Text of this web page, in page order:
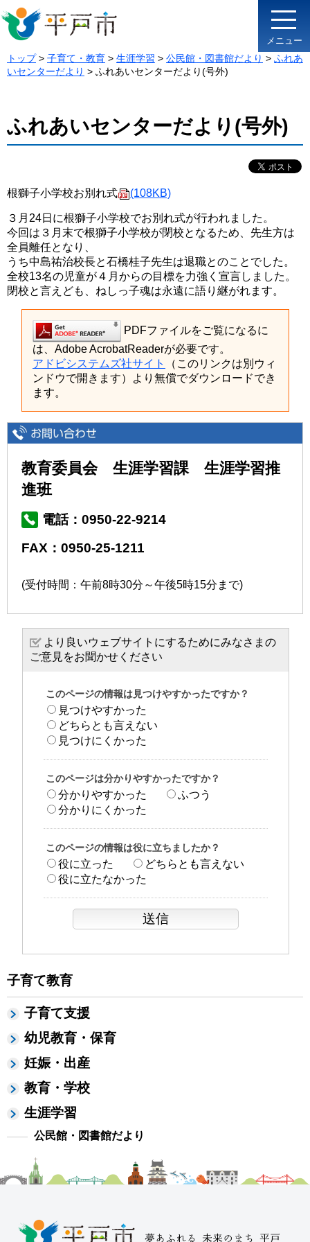
メニュー
トップ> 子育て・教育 > 生涯学習 > 公民館・図書館だより > ふれあ
いセンターだより > ふれあいセンターだより(号外)
子育て教育
子育て支援
幼児教育・保育
妊娠・出産
教育・学校
生涯学習
公民館・図書館だより
ふれあいセンターだより(号外)
根獅子小学校お別れ式 (108KB)
３月24日に根獅子小学校でお別れ式が行われました。
今回は３月末で根獅子小学校が閉校となるため、先生方は
全員離任となり、
うち中島祐治校長と石橋桂子先生は退職とのことでした。
全校13名の児童が４月からの目標を力強く宣言しました。
閉校と言えども、ねしっ子魂は永遠に語り継がれます。
PDFファイルをご覧になるに
は、Adobe AcrobatReaderが必要です。
アドビシステムズ社サイト
（このリンクは別ウィ
ンドウで開きます）より無償でダウンロードでき
ます。
教育委員会 生涯学習課 生涯学習推
進班
電話：0950-22-9214
FAX：0950-25-1211
(受付時間：午前8時30分～午後5時15分まで)
より良いウェブサイトにするためにみなさまの
ご意見をお聞かせください
このページの情報は見つけやすかったですか？
見つけやすかった
どちらとも言えない
見つけにくかった
このページは分かりやすかったですか？
分かりやすかった
ふつう
分かりにくかった
このページの情報は役に立ちましたか？
役に立った
どちらとも言えない
役に立たなかった